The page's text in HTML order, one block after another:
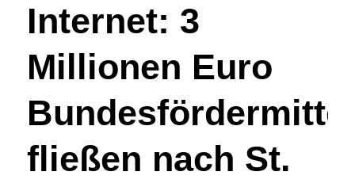
Internet: 3
Millionen Euro
Bundesfördermittel
fließen nach St.